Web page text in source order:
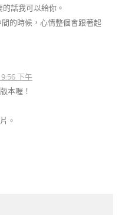
話我可以給你。
的時候，心情整個會跟著起
下午
本喔！
。